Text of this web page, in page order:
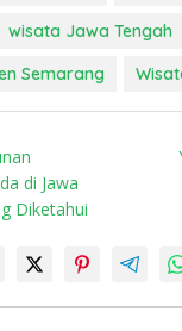
wisata Jawa Tengah
Semarang
di Jawa
Diketahui